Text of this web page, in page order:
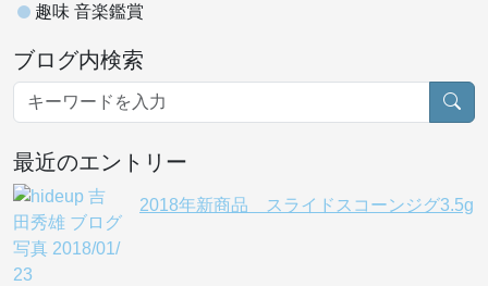
趣味 音楽鑑賞
ブログ内検索
最近のエントリー
2018年新商品 スライドスコーンジグ3.5g